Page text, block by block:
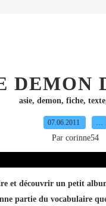
DEMON
asie, demon, fiche, texte
07.06.2011 …
Par corinne54
et découvrir un petit
partie du vocabulaire